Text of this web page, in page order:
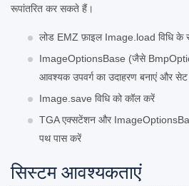
रूपांतरित कर सकते हैं।
लोड EMZ फ़ाइल Image.load विधि के
ImageOptionsBase (जैसे
आवश्यक उपवर्ग का उदाहरण बनाएं और
Image.save विधि को कॉल करें
TGA एक्सटेंशन और
पथ पास करें
सिस्टम आवश्यकताएं